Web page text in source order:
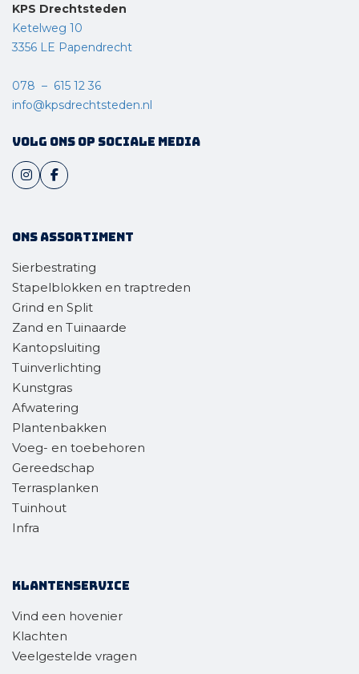
KPS Drechtsteden
Ketelweg 10
3356 LE Papendrecht
078 – 615 12 36
info@kpsdrechtsteden.nl
Volg ons op sociale media
Ons assortiment
Sierbestrating
Stapelblokken en traptreden
Grind en Split
Zand en Tuinaarde
Kantopsluiting
Tuinverlichting
Kunstgras
Afwatering
Plantenbakken
Voeg- en toebehoren
Gereedschap
Terrasplanken
Tuinhout
Infra
Klantenservice
Vind een hovenier
Klachten
Veelgestelde vragen